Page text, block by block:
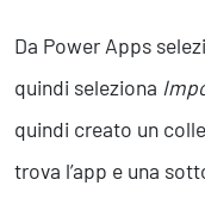
Da Power Apps
quindi seleziona
quindi creato un
trova l’app e una